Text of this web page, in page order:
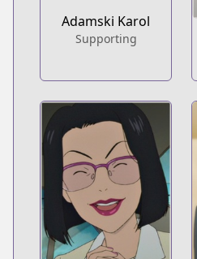
Adamski Karol
Supporting